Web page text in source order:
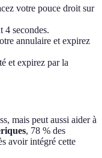
votre pouce droit sur
4 secondes.
annulaire et expirez
et expirez par la
mais peut aussi aider à
, 78 % des
avoir intégré cette